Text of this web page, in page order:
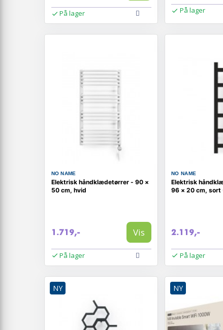
På lager På lager
NO NAME
Elektrisk håndklædetørrer - 90 ×
50 cm, hvid
1.719,- Vis
På lager
NO NAME
Elektrisk
96 × 20 cm, sort
2.119,-
På lager
NY NY